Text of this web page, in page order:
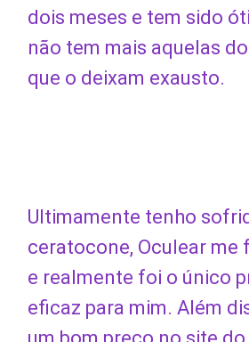
dois meses e tem sido
não tem mais aquelas
que o deixam exausto.
Ultimamente tenho
ceratocone, Oculear me
e realmente foi o único
eficaz para mim. Além